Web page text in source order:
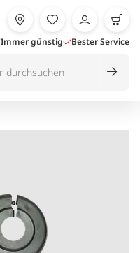
Immer günstig Bester Service